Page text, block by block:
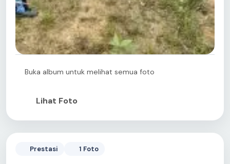
Buka album untuk melihat semua foto
Lihat Foto
Prestasi 1 Foto